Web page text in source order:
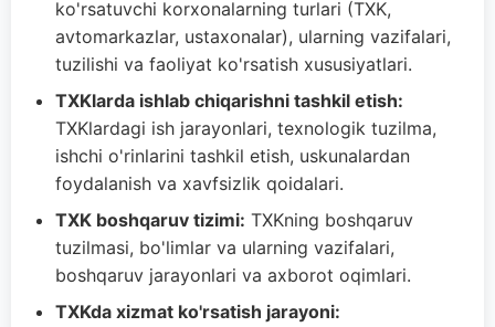
ko'rsatuvchi korxonalarning turlari (TXK,
avtomarkazlar, ustaxonalar), ularning vazifalari,
tuzilishi va faoliyat ko'rsatish xususiyatlari.
TXKlarda ishlab chiqarishni tashkil etish:
TXKlardagi ish jarayonlari, texnologik tuzilma,
ishchi o'rinlarini tashkil etish, uskunalardan
foydalanish va xavfsizlik qoidalari.
TXK boshqaruv tizimi: TXKning boshqaruv
tuzilmasi, bo'limlar va ularning vazifalari,
boshqaruv jarayonlari va axborot oqimlari.
TXKda xizmat ko'rsatish jarayoni: